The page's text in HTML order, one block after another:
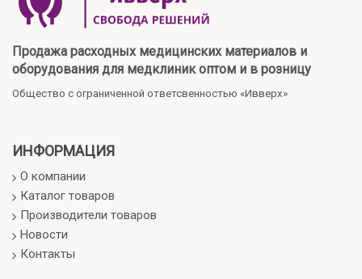
Продажа расходных медицинских материалов и
оборудования для медклиник оптом и в розницу
Общество с ограниченной ответсвенностью «Ивверх»
ИНФОРМАЦИЯ
О компании
Каталог товаров
Производители товаров
Новости
Контакты